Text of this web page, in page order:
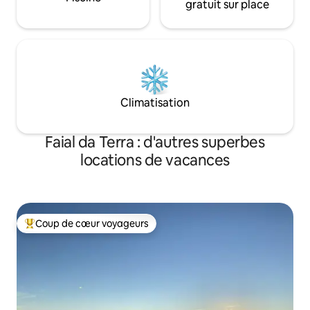
gratuit sur place
Climatisation
Faial da Terra : d'autres superbes
locations de vacances
Coups de cœur voyageurs les plus appréciés
Coup de cœur voyageurs